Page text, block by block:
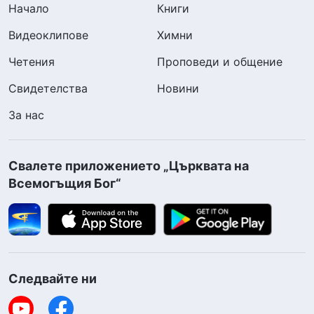
Начало
Книги
Видеоклипове
Химни
Четения
Проповеди и общение
Свидетелства
Новини
За нас
Свалете приложението „Църквата на
Всемогъщия Бог“
Следвайте ни